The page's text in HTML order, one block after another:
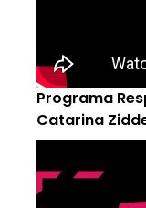
Programa
Catarina